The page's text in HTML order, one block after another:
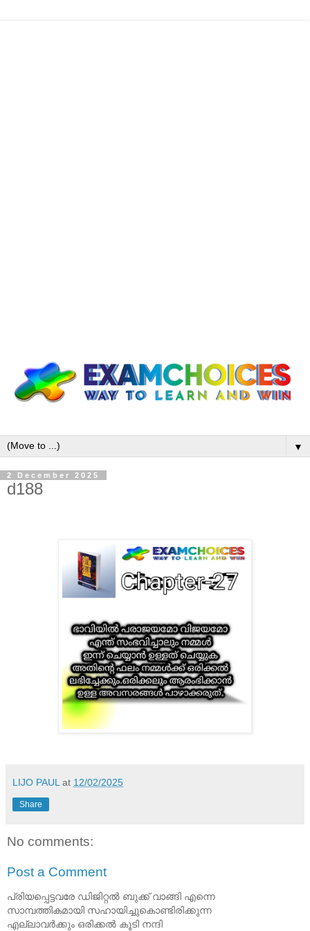
▼
2 December 2025
d188
LIJO PAUL at 12/02/2025
Share
No comments:
Post a Comment
പ്രിയപ്പെട്ടവരേ ഡിജിറ്റൽ ബുക്ക് വാങ്ങി എന്നെ
സാമ്പത്തികമായി സഹായിച്ചുകൊണ്ടിരിക്കുന്ന
എല്ലാവർക്കും ഒരിക്കൽ കൂടി നന്ദി